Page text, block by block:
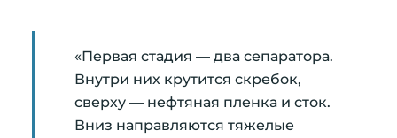
«Первая стадия — два сепаратора.
Внутри них крутится скребок,
сверху — нефтяная пленка и сток.
Вниз направляются тяжелые